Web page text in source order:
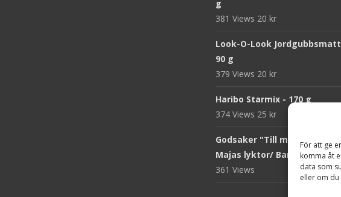
För att ge
komma åt
data som
eller om
g
381 Views 20 kr
Look-O-Look
90 g
379 Views 20 kr
Haribo Starmix - 170 g
374 Views 25 kr
Godsaker "Till mitt hjärta" -
Majas lyktor/
361 Views